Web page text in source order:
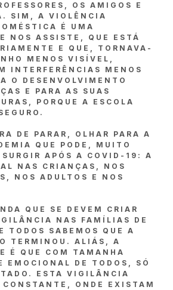
OS AMIGOS E
SIM, A VIOLÊNCIA
É UMA
NOS ASSISTE, QUE ESTÁ
E QUE, TORNAVA-
MENOS VISÍVEL,
INTERFERÊNCIAS MENOS
O DESENVOLVIMENTO
E PARA AS SUAS
PORQUE A ESCOLA
DE PARAR, OLHAR PARA A
QUE PODE, MUITO
APÓS A COVID-19: A
NAS CRIANÇAS, NOS
NOS ADULTOS E NOS
QUE SE DEVEM CRIAR
NAS FAMÍLIAS DE
TODOS SABEMOS QUE A
TERMINOU. ALIÁS, A
É QUE COM TAMANHA
EMOCIONAL DE TODOS, SÓ
ESTA VIGILÂNCIA
CONSTANTE, ONDE EXISTAM